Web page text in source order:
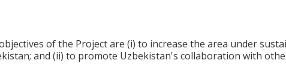
of the Project are (i) to increase the area under
and (ii) to promote Uzbekistan's collaboration with